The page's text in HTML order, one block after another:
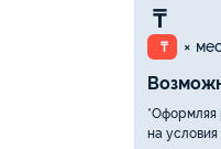
₸
₸ ×
*Оформляя
на условия